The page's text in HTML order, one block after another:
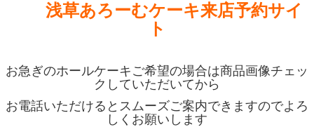
浅草あろーむケーキ来店予約サイ
ト
お急ぎのホールケーキご希望の場合は商品画像チェッ
クしていただいてから
お電話いただけるとスムーズご案内できますのでよろ
しくお願いします